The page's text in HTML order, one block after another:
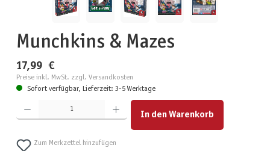
Munchkins & Mazes
17,99 €
Preise inkl. MwSt. zzgl. Versandkosten
Sofort verfügbar, Lieferzeit: 3-5 Werktage
Produkt Anzahl: Gib den gewünschten Wert ein oder benutze die Schaltflächen um die Anzahl zu
In den Warenkorb
Zum Merkzettel hinzufügen